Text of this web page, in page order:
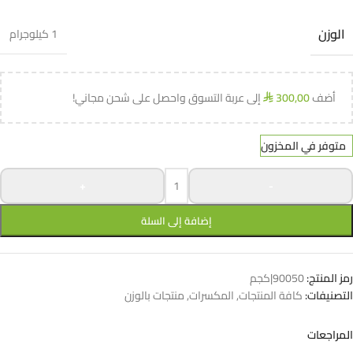
الوزن 1 كيلوجرام
أضف ⃁ 300,00 إلى عربة التسوق واحصل على شحن مجاني!
متوفر في المخزون
إضافة إلى السلة
رمز المنتج:90050|كجم
التصنيفات:كافة المنتجات,المكسرات,منتجات بالوزن
المراجعات